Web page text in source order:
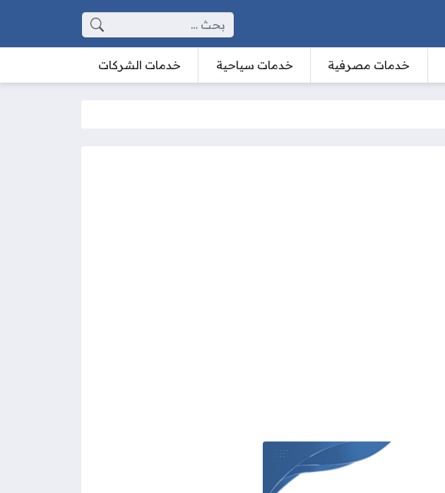
البحث عن:
خدمات مصرفية خدمات سياحية خدمات الشركات